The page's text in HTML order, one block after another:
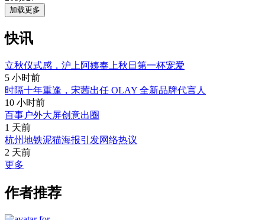
加载更多
快讯
立秋仪式感，沪上阿姨奉上秋日第一杯宠爱
5 小时前
时隔十年重逢，宋茜出任 OLAY 全新品牌代言人
10 小时前
百事户外大屏创意出圈
1 天前
杭州地铁泥猫海报引发网络热议
2 天前
更多
作者推荐